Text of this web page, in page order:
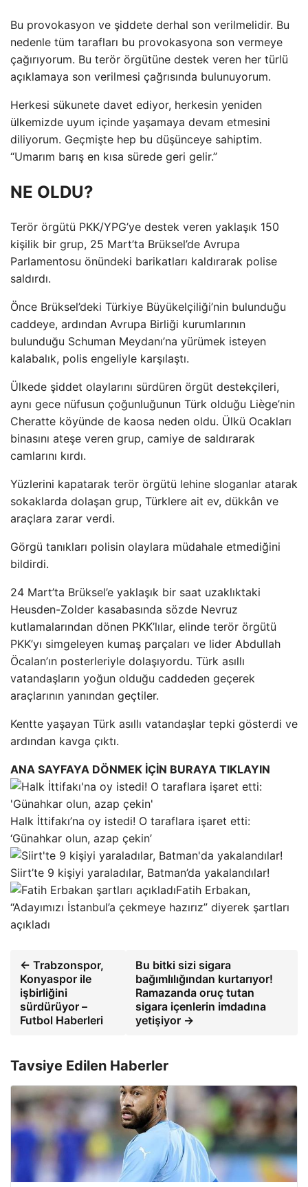
Bu provokasyon ve şiddete derhal son verilmelidir. Bu
nedenle tüm tarafları bu provokasyona son vermeye
çağırıyorum. Bu terör örgütüne destek veren her türlü
açıklamaya son verilmesi çağrısında bulunuyorum.
Herkesi sükunete davet ediyor, herkesin yeniden
ülkemizde uyum içinde yaşamaya devam etmesini
diliyorum. Geçmişte hep bu düşünceye sahiptim.
“Umarım barış en kısa sürede geri gelir.”
NE OLDU?
Terör örgütü PKK/YPG’ye destek veren yaklaşık 150
kişilik bir grup, 25 Mart’ta Brüksel’de Avrupa
Parlamentosu önündeki barikatları kaldırarak polise
saldırdı.
Önce Brüksel’deki Türkiye Büyükelçiliği’nin bulunduğu
caddeye, ardından Avrupa Birliği kurumlarının
bulunduğu Schuman Meydanı’na yürümek isteyen
kalabalık, polis engeliyle karşılaştı.
Ülkede şiddet olaylarını sürdüren örgüt destekçileri,
aynı gece nüfusun çoğunluğunun Türk olduğu Liège’nin
Cheratte köyünde de kaosa neden oldu. Ülkü Ocakları
binasını ateşe veren grup, camiye de saldırarak
camlarını kırdı.
Yüzlerini kapatarak terör örgütü lehine sloganlar atarak
sokaklarda dolaşan grup, Türklere ait ev, dükkân ve
araçlara zarar verdi.
Görgü tanıkları polisin olaylara müdahale etmediğini
bildirdi.
24 Mart’ta Brüksel’e yaklaşık bir saat uzaklıktaki
Heusden-Zolder kasabasında sözde Nevruz
kutlamalarından dönen PKK’lılar, elinde terör örgütü
PKK’yı simgeleyen kumaş parçaları ve lider Abdullah
Öcalan’ın posterleriyle dolaşıyordu. Türk asıllı
vatandaşların yoğun olduğu caddeden geçerek
araçlarının yanından geçtiler.
Kentte yaşayan Türk asıllı vatandaşlar tepki gösterdi ve
ardından kavga çıktı.
ANA SAYFAYA DÖNMEK İÇİN BURAYA TIKLAYIN
Halk İttifakı’na oy istedi! O taraflara işaret etti:
‘Günahkar olun, azap çekin’
Siirt’te 9 kişiyi yaraladılar, Batman’da yakalandılar!
Fatih Erbakan,
“Adayımızı İstanbul’a çekmeye hazırız” diyerek şartları
açıkladı
← Trabzonspor,
Konyaspor ile
işbirliğini
sürdürüyor –
Futbol Haberleri
Bu bitki sizi sigara
bağımlılığından kurtarıyor!
Ramazanda oruç tutan
sigara içenlerin imdadına
yetişiyor →
Tavsiye Edilen Haberler